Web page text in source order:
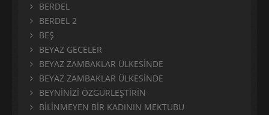
BERDEL
BERDEL 2
BEŞ
BEYAZ GECELER
BEYAZ ZAMBAKLAR ÜLKESİNDE
BEYAZ ZAMBAKLAR ÜLKESİNDE
BEYNİNİZİ ÖZGÜRLEŞTİRİN
BİLİNMEYEN BİR KADININ MEKTUBU